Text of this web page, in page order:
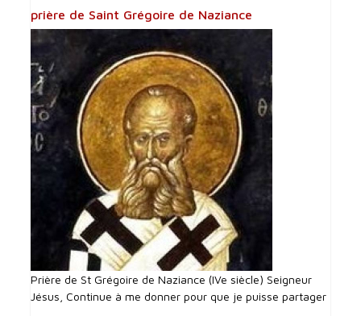
prière de Saint Grégoire de Naziance
Prière de St Grégoire de Naziance (IVe siècle) Seigneur
Jésus, Continue à me donner pour que je puisse partager